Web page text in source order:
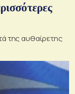
της αυθαίρετης